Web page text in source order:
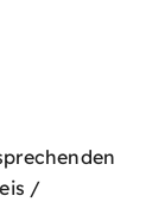
/